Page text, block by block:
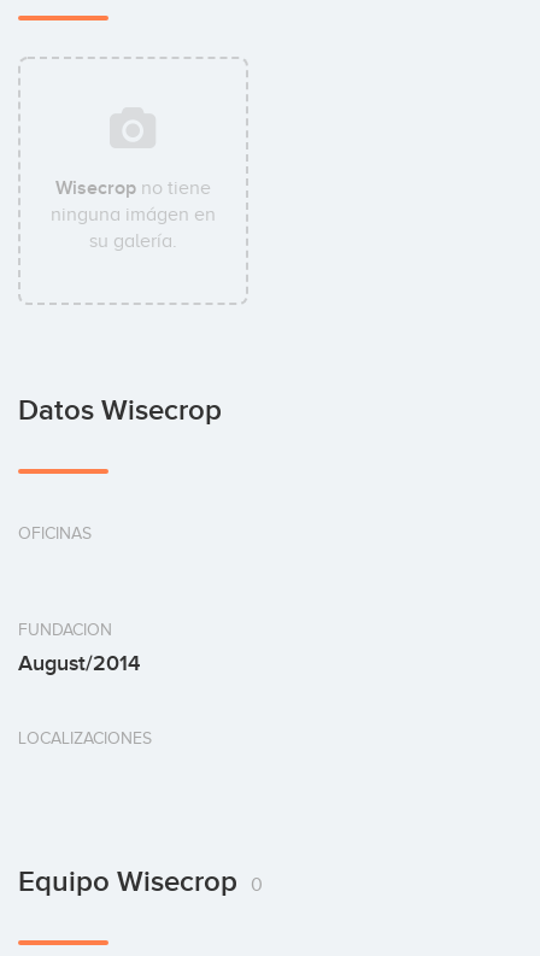
Wisecrop no tiene
ninguna imágen en
su galería.
Datos Wisecrop
OFICINAS
FUNDACION
August/2014
LOCALIZACIONES
Equipo Wisecrop 0